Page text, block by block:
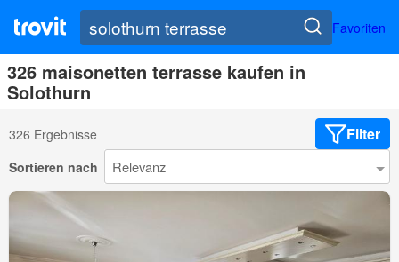
Favoriten
326 maisonetten terrasse kaufen in
Solothurn
326 Ergebnisse Filter
Sortieren nach